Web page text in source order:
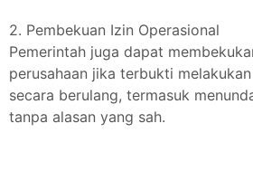
2. Pembekuan Izin Operasional
Pemerintah juga dapat
perusahaan jika terbukti
secara berulang, termasuk
tanpa alasan yang sah.